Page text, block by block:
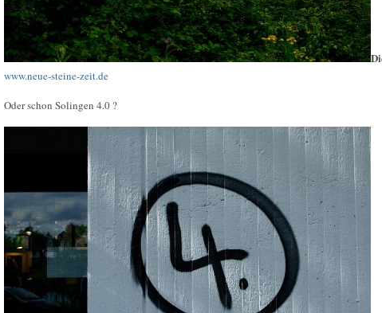
www.neue-steine-zeit.de
Oder schon Solingen 4.0 ?